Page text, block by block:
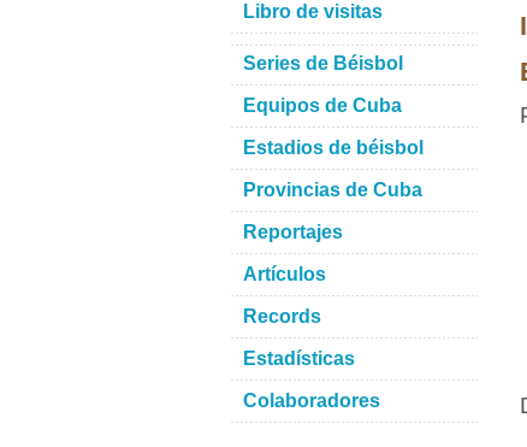
Libro de visitas
Series de Béisbol
Equipos de Cuba
Estadios de béisbol
Provincias de Cuba
Reportajes
Artículos
Records
Estadísticas
Colaboradores